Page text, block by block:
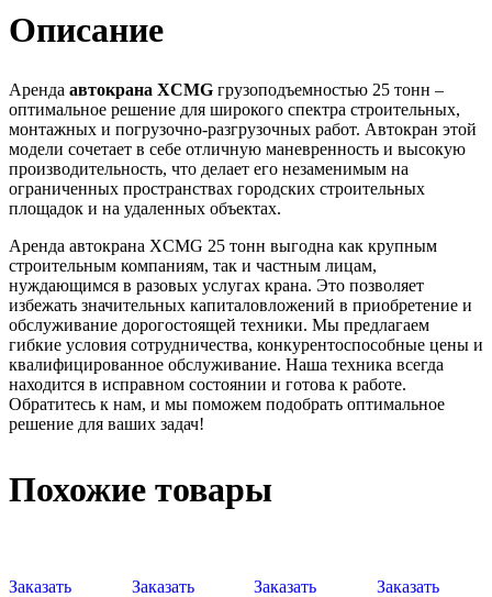
Описание
Аренда автокрана XCMG грузоподъемностью 25 тонн –
оптимальное решение для широкого спектра строительных,
монтажных и погрузочно-разгрузочных работ. Автокран этой
модели сочетает в себе отличную маневренность и высокую
производительность, что делает его незаменимым на
ограниченных пространствах городских строительных
площадок и на удаленных объектах.
Аренда автокрана XCMG 25 тонн выгодна как крупным
строительным компаниям, так и частным лицам,
нуждающимся в разовых услугах крана. Это позволяет
избежать значительных капиталовложений в приобретение и
обслуживание дорогостоящей техники. Мы предлагаем
гибкие условия сотрудничества, конкурентоспособные цены и
квалифицированное обслуживание. Наша техника всегда
находится в исправном состоянии и готова к работе.
Обратитесь к нам, и мы поможем подобрать оптимальное
решение для ваших задач!
Похожие товары
Заказать
Заказать
Заказать
Заказать